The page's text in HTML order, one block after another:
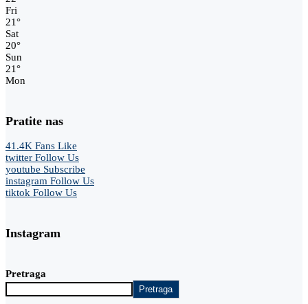
Fri
21°
Sat
20°
Sun
21°
Mon
Pratite nas
41.4K Fans Like
twitter Follow Us
youtube Subscribe
instagram Follow Us
tiktok Follow Us
Instagram
Pretraga
Pretraga